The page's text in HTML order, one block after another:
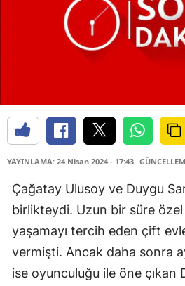
YAYINLAMA: 24 Nisan 2024 - 17:43
Çağatay Ulusoy ve Duygu
birlikteydi. Uzun bir süre özel
yaşamayı tercih eden çift
vermişti. Ancak daha sonra
ise oyunculuğu ile öne çıkan